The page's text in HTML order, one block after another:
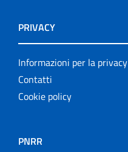
PRIVACY
Informazioni per la privacy
Contatti
Cookie policy
PNRR